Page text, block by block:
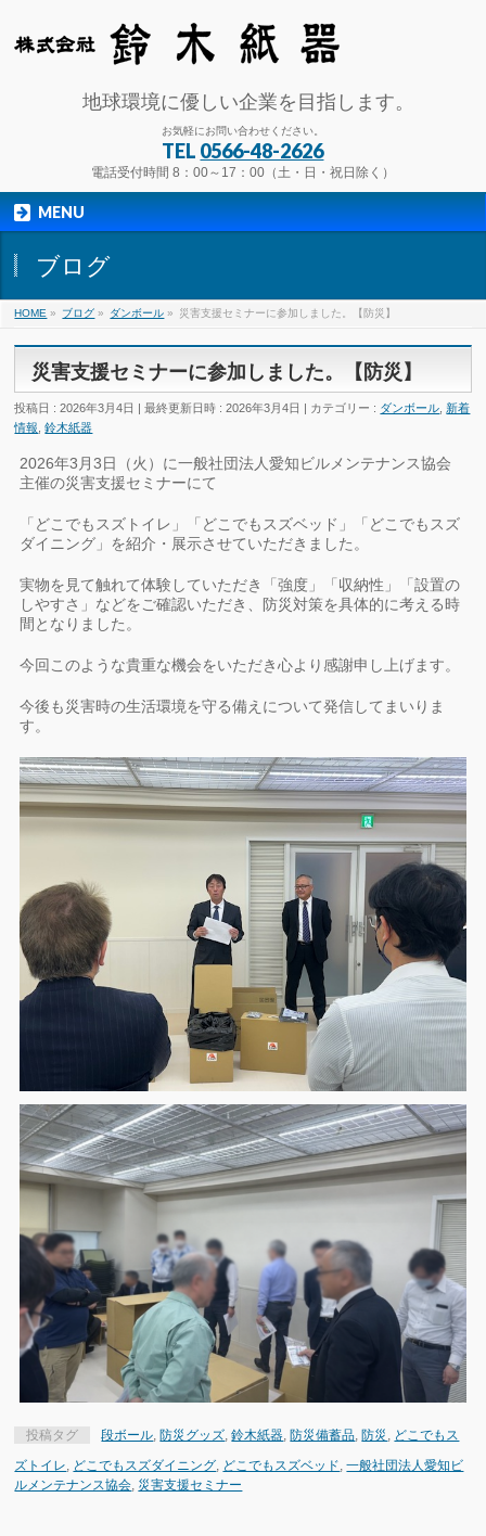
地球環境に優しい企業を目指します。
お気軽にお問い合わせください。
TEL 0566-48-2626
電話受付時間 8：00～17：00（土・日・祝日除く）
MENU
ブログ
HOME » ブログ » ダンボール » 災害支援セミナーに参加しました。【防災】
災害支援セミナーに参加しました。【防災】
投稿日 : 2026年3月4日 最終更新日時 : 2026年3月4日 カテゴリー : ダンボール 新着
情報 ,鈴木紙器
2026年3月3日（火）に一般社団法人愛知ビルメンテナンス協会
主催の災害支援セミナーにて
「どこでもスズトイレ」「どこでもスズベッド」「どこでもスズ
ダイニング」を紹介・展示させていただきました。
実物を見て触れて体験していただき「強度」「収納性」「設置の
しやすさ」などをご確認いただき、防災対策を具体的に考える時
間となりました。
今回このような貴重な機会をいただき心より感謝申し上げます。
今後も災害時の生活環境を守る備えについて発信してまいりま
す。
投稿タグ 段ボール ,防災グッズ ,鈴木紙器 ,防災備蓄品 ,防災
どこでもス
ズトイレ
どこでもスズダイニング どこでもスズベッド ,一般社団法人愛知ビ
ルメンテナンス協会 災害支援セミナー